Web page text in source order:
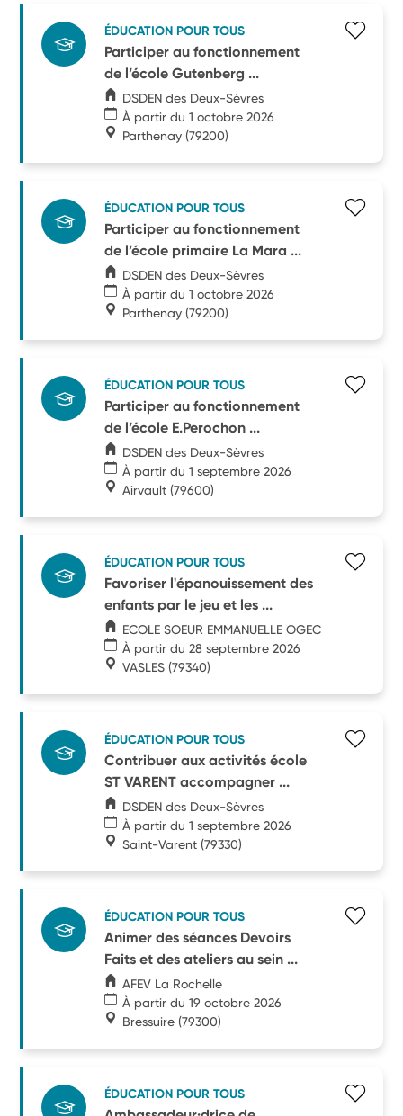
ÉDUCATION POUR TOUS
Participer au fonctionnement
de l’école Gutenberg ...
DSDEN des Deux-Sèvres
À partir du 1 octobre 2026
Parthenay (79200)
ÉDUCATION POUR TOUS
Participer au fonctionnement
de l’école primaire La Mara ...
DSDEN des Deux-Sèvres
À partir du 1 octobre 2026
Parthenay (79200)
ÉDUCATION POUR TOUS
Participer au fonctionnement
de l’école E.Perochon ...
DSDEN des Deux-Sèvres
À partir du 1 septembre 2026
Airvault (79600)
ÉDUCATION POUR TOUS
Favoriser l'épanouissement des
enfants par le jeu et les ...
ECOLE SOEUR EMMANUELLE OGEC
À partir du 28 septembre 2026
VASLES (79340)
ÉDUCATION POUR TOUS
Contribuer aux activités école
ST VARENT accompagner ...
DSDEN des Deux-Sèvres
À partir du 1 septembre 2026
Saint-Varent (79330)
ÉDUCATION POUR TOUS
Animer des séances Devoirs
Faits et des ateliers au sein ...
AFEV La Rochelle
À partir du 19 octobre 2026
Bressuire (79300)
ÉDUCATION POUR TOUS